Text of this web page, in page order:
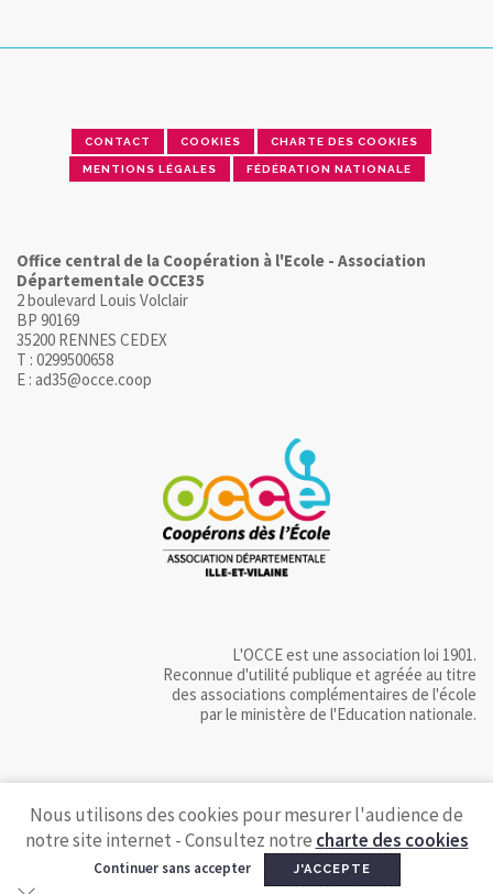
CONTACT COOKIES CHARTE DES COOKIES
MENTIONS LÉGALES FÉDÉRATION NATIONALE
Office central de la Coopération à l'Ecole - Association
Départementale OCCE35
2 boulevard Louis Volclair
BP 90169
35200 RENNES CEDEX
T : 0299500658
E : ad35@occe.coop
L'OCCE est une association loi 1901.
Reconnue d'utilité publique et agréée au titre
des associations complémentaires de l'école
par le ministère de l'Education nationale.
Nous utilisons des cookies pour mesurer l'audience de
notre site internet - Consultez notre charte des cookies
Continuer sans accepter J'ACCEPTE